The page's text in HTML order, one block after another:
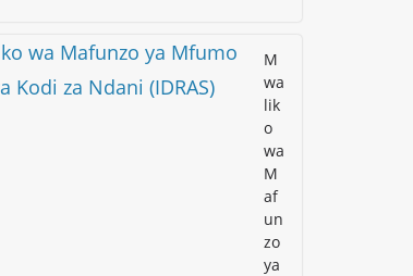
M
wa
lik
o
wa
M
af
un
zo
ya